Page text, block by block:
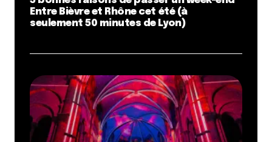
Entre Bièvre et Rhône cet été (à
seulement 50 minutes de Lyon)